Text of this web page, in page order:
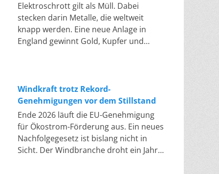
Elektroschrott gilt als Müll. Dabei
stecken darin Metalle, die weltweit
knapp werden. Eine neue Anlage in
England gewinnt Gold, Kupfer und
schmilzt Leiterplatten und Kabelreste
bei mehreren hundert bis über
tausend Grad ein. Energieintensiv und
nur im industriellen Großmaßstab
möglich. Das Londoner Start-up
DEScycle hat im englischen Teesside
Windkraft trotz Rekord-
Genehmigungen vor dem Stillstand
Ende 2026 läuft die EU-Genehmigung
für Ökostrom-Förderung aus. Ein neues
Nachfolgegesetz ist bislang nicht in
Sicht. Der Windbranche droht ein Jahr,